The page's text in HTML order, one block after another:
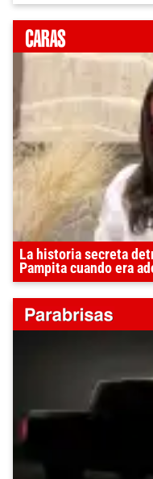
La historia secreta
Pampita cuando era